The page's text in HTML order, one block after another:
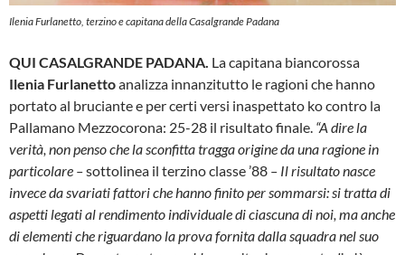
Ilenia Furlanetto, terzino e capitana della Casalgrande Padana
QUI CASALGRANDE PADANA. La capitana biancorossa
Ilenia Furlanettoanalizza innanzitutto le ragioni che hanno
portato al bruciante e per certi versi inaspettato ko contro la
Pallamano Mezzocorona: 25-28 il risultato finale. “A dire la
verità, non penso che la sconfitta tragga origine da una ragione in
particolare –sottolinea il terzino classe ’88 – Il risultato nasce
invece da svariati fattori che hanno finito per sommarsi: si tratta di
aspetti legati al rendimento individuale di ciascuna di noi, ma anche
di elementi che riguardano la prova fornita dalla squadra nel suo